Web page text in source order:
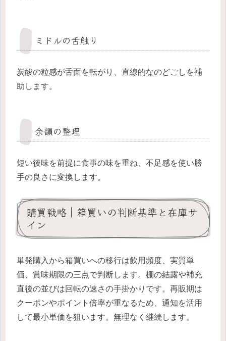
ミドルの舌触り
炭酸の粒感が舌面を転がり、直線的なのどごしを補
助します。
余韻の整理
短い後味を前提に食事の味を重ね、不足感を使い勝
手の良さに変換します。
購買戦略｜箱買いの判断基準と在庫サ
イン
単発購入から箱買いへの移行は飲用頻度、実質単
価、賞味期限の三点で判断します。棚の結露や補充
直後の並びは回転の速さの手掛かりです。再販期は
クーポンやポイント倍率が重なるため、通知を活用
して最小単価を狙います。無理なく継続します。